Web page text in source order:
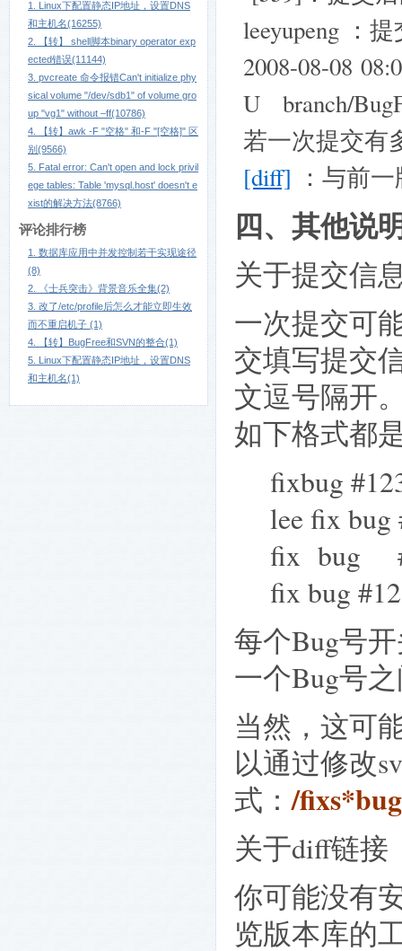
1. Linux下配置静态IP地址，设置DNS
和主机名(16255)
2. 【转】 shell脚本binary operator exp
ected错误(11144)
3. pvcreate 命令报错Can't initialize phy
sical volume "/dev/sdb1" of volume gro
up "vg1" without –ff(10786)
4. 【转】awk -F "空格" 和-F "[空格]" 区
别(9566)
5. Fatal error: Can't open and lock privil
ege tables: Table 'mysql.host' doesn't e
xist的解决方法(8766)
评论排行榜
1. 数据库应用中并发控制若干实现途径
(8)
2. 《士兵突击》背景音乐全集(2)
3. 改了/etc/profile后怎么才能立即生效
而不重启机子 (1)
4. 【转】BugFree和SVN的整合(1)
5. Linux下配置静态IP地址，设置DNS
和主机名(1)
leeyupeng ：
2008-08-08
U branch/
若一次提交有
[diff] ：与前
四、其他说
关于提交信
一次提交可
交填写提交
文逗号隔开
如下格式都
fixbug
lee fix bug
fix bug
fix bug
每个Bug号
一个Bug号
当然，这可
以通过修改
式：/
关于diff链接
你可能没有
览版本库的